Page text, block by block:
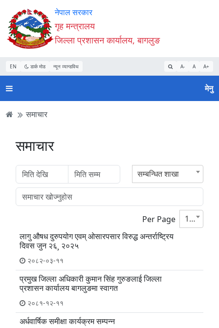
Accessibility
Mode
सुरु
गर्नुहोस्
सामाग्री
पढ्नुहाेस्
नेभिगेसन
पढ्नुहाेस्
वेबसाइट
खोजमा
जानुहोस्
नेपाल सरकार
गृह मन्त्रालय
जिल्ला प्रशासन कार्यालय, बागलुङ
EN डार्क मोड न्यून व्यान्डविथ A- A A+
मेनु
समाचार
समाचार
सम्बन्धित शाखा
Per Page
10
लागु औषध दुरुपयोग एवम् ओसारपसार विरुद्ध अन्तर्राष्ट्रिय
दिवस जुन २६¸ २०२५
२०८२-०३-११
प्रमुख जिल्ला अधिकारी कुमान सिंह गुरुङलाई जिल्ला
प्रशासन कार्यालय बागलुङमा स्वागत
२०८१-१२-११
अर्धवार्षिक समीक्षा कार्यक्रम सम्पन्न